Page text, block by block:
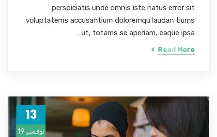
perspiciatis unde omnis iste natus error sit
voluptatems accusantium doloremqu laudan tiums
ut, totams se aperiam, eaque ipsa…
Read More
13
نوفمبر 19